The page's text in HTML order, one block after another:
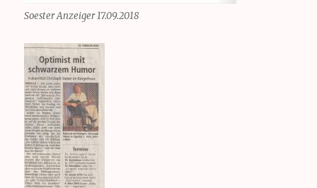
Soester Anzeiger 17.09.2018